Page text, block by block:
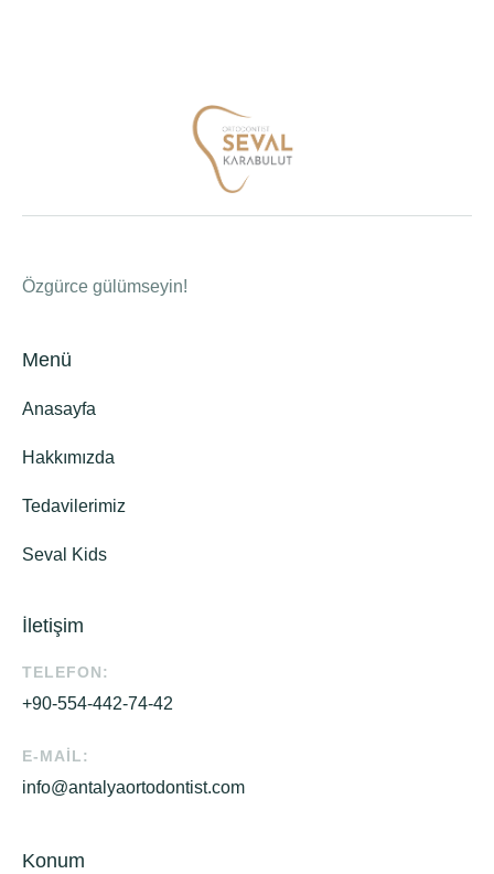
Özgürce gülümseyin!
Menü
Anasayfa
Hakkımızda
Tedavilerimiz
Seval Kids
İletişim
TELEFON:
+90-554-442-74-42
E-MAIL:
info@antalyaortodontist.com
Konum